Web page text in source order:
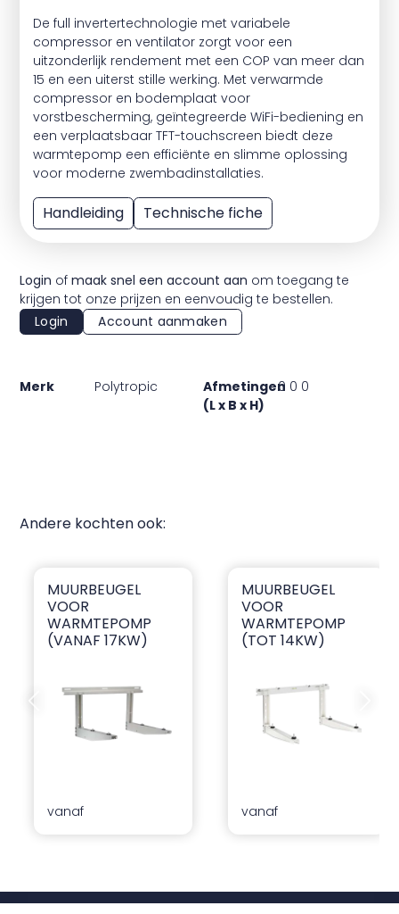
De full invertertechnologie met variabele
compressor en ventilator zorgt voor een
uitzonderlijk rendement met een COP van meer dan
15 en een uiterst stille werking. Met verwarmde
compressor en bodemplaat voor
vorstbescherming, geïntegreerde WiFi-bediening en
een verplaatsbaar TFT-touchscreen biedt deze
warmtepomp een efficiënte en slimme oplossing
voor moderne zwembadinstallaties.
Handleiding Technische fiche
Login of maak snel een account aan om toegang te
krijgen tot onze prijzen en eenvoudig te bestellen.
Login
Account aanmaken
Merk Polytropic
Afmetingen
(L x B x H)
0 0 0
Andere kochten ook:
Muurbeugel voor warmtepomp (vanaf 17kW)
MUURBEUGEL
VOOR
WARMTEPOMP
(VANAF 17KW)
vanaf
Muurbeugel voor
MUURBEUGEL
VOOR
WARMTEPOMP
(TOT 14KW)
vanaf
Vorige dia